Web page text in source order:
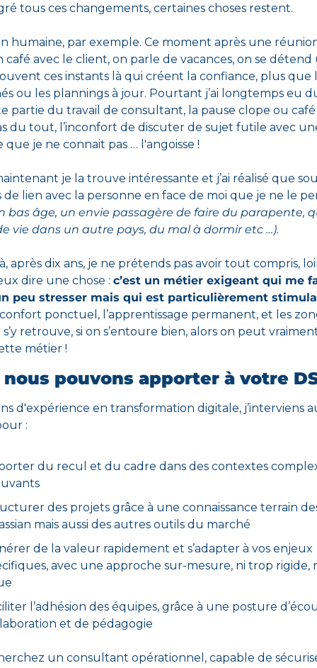
tous ces changements, certaines choses restent.
humaine, par exemple. Ce moment après une
avec le client, on parle de vacances, on se détend
ces instants là qui créent la confiance, plus que
ou les plannings à jour. Pourtant j’ai longtemps eu
partie du travail de consultant, la pause clope ou
du tout, l’inconfort de discuter de sujet futile avec
que je ne connait pas … l'angoisse !
je la trouve intéressante et j’ai réalisé que
lien avec la personne en face de moi que je ne le
bas âge, un envie passagère de faire du parapente,
vie dans un autre pays, du mal à dormir etc …).
après dix ans, je ne prétends pas avoir tout compris,
dire une chose : c’est un métier exigeant qui me
peu stresser mais qui est particulièrement
ponctuel, l’apprentissage permanent, et les
s’y retrouve, si on s’entoure bien, alors on peut
métier !
nous pouvons apporter à votre
d'expérience en transformation digitale, j’interviens
:
du recul et du cadre dans des contextes
des projets grâce à une connaissance terrain
mais aussi des autres outils du marché
de la valeur rapidement et s’adapter à vos enjeux
avec une approche sur-mesure, ni trop rigide,
l’adhésion des équipes, grâce à une posture
et de pédagogie
un consultant opérationnel, capable de